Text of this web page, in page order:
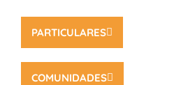
PARTICULARES
COMUNIDADES